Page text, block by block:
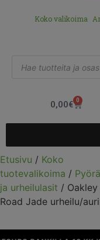
Koko valikoima
0,00€ 0
Etusivu / Koko
tuotevalikoima /
ja urheilulasit /
Road Jade urheilu/